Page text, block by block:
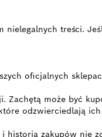
nielegalnych treści.
oficjalnych
Zachętą może być
odzwierciedlają
zakupów nie